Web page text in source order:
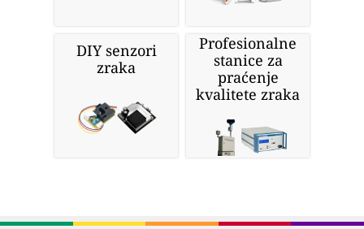
DIY senzori
zraka
Profesionalne
stanice za
praćenje
kvalitete zraka